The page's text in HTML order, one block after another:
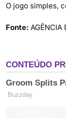
O jogo simples,
Fonte: AGÊNCIA